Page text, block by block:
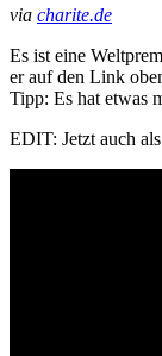
via charite.de
Es ist eine
er auf den Link
Tipp: Es hat etwas
EDIT: Jetzt auch